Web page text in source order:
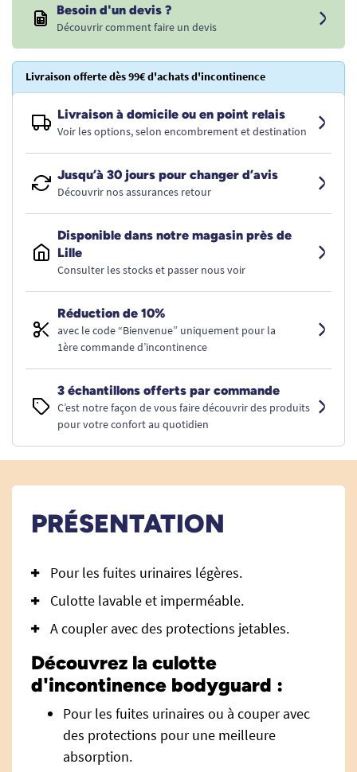
Besoin d'un devis ?
Découvrir comment faire un devis
Livraison offerte dès 99€ d'achats d'incontinence
Livraison à domicile ou en point relais
Voir les options, selon encombrement et destination
Jusqu’à 30 jours pour changer d’avis
Découvrir nos assurances retour
Disponible dans notre magasin près de
Lille
Consulter les stocks et passer nous voir
Réduction de 10%
avec le code “Bienvenue” uniquement pour la
1ère commande d’incontinence
3 échantillons offerts par commande
C’est notre façon de vous faire découvrir des produits
pour votre confort au quotidien
PRÉSENTATION
Pour les fuites urinaires légères.
Culotte lavable et imperméable.
A coupler avec des protections jetables.
Découvrez la culotte
d'incontinence bodyguard :
Pour les fuites urinaires ou à couper avec
des protections pour une meilleure
absorption.